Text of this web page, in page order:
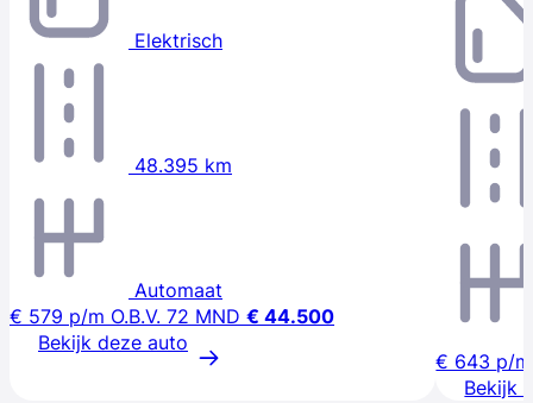
Elektrisch
48.395 km
Automaat
€ 579 p/m O.B.V. 72 MND € 44.500
Bekijk deze auto
€ 643 p/m
Bekijk